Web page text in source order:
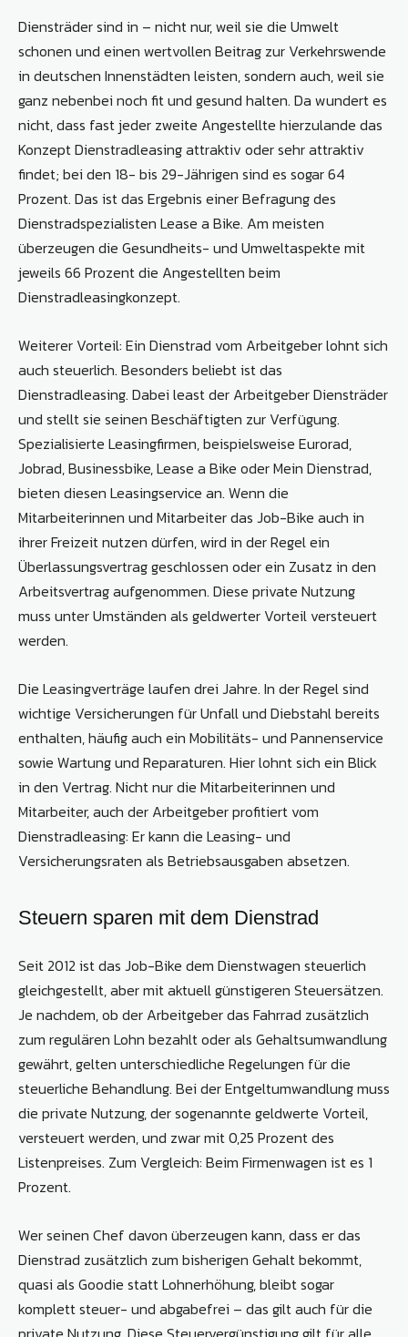
Diensträder sind in – nicht nur, weil sie die Umwelt
schonen und einen wertvollen Beitrag zur Verkehrswende
in deutschen Innenstädten leisten, sondern auch, weil sie
ganz nebenbei noch fit und gesund halten. Da wundert es
nicht, dass fast jeder zweite Angestellte hierzulande das
Konzept Dienstradleasing attraktiv oder sehr attraktiv
findet; bei den 18- bis 29-Jährigen sind es sogar 64
Prozent. Das ist das Ergebnis einer Befragung des
Dienstradspezialisten Lease a Bike. Am meisten
überzeugen die Gesundheits- und Umweltaspekte mit
jeweils 66 Prozent die Angestellten beim
Dienstradleasingkonzept.
Weiterer Vorteil: Ein Dienstrad vom Arbeitgeber lohnt sich
auch steuerlich. Besonders beliebt ist das
Dienstradleasing. Dabei least der Arbeitgeber Diensträder
und stellt sie seinen Beschäftigten zur Verfügung.
Spezialisierte Leasingfirmen, beispielsweise Eurorad,
Jobrad, Businessbike, Lease a Bike oder Mein Dienstrad,
bieten diesen Leasingservice an. Wenn die
Mitarbeiterinnen und Mitarbeiter das Job-Bike auch in
ihrer Freizeit nutzen dürfen, wird in der Regel ein
Überlassungsvertrag geschlossen oder ein Zusatz in den
Arbeitsvertrag aufgenommen. Diese private Nutzung
muss unter Umständen als geldwerter Vorteil versteuert
werden.
Die Leasingverträge laufen drei Jahre. In der Regel sind
wichtige Versicherungen für Unfall und Diebstahl bereits
enthalten, häufig auch ein Mobilitäts- und Pannenservice
sowie Wartung und Reparaturen. Hier lohnt sich ein Blick
in den Vertrag. Nicht nur die Mitarbeiterinnen und
Mitarbeiter, auch der Arbeitgeber profitiert vom
Dienstradleasing: Er kann die Leasing- und
Versicherungsraten als Betriebsausgaben absetzen.
Steuern sparen mit dem Dienstrad
Seit 2012 ist das Job-Bike dem Dienstwagen steuerlich
gleichgestellt, aber mit aktuell günstigeren Steuersätzen.
Je nachdem, ob der Arbeitgeber das Fahrrad zusätzlich
zum regulären Lohn bezahlt oder als Gehaltsumwandlung
gewährt, gelten unterschiedliche Regelungen für die
steuerliche Behandlung. Bei der Entgeltumwandlung muss
die private Nutzung, der sogenannte geldwerte Vorteil,
versteuert werden, und zwar mit 0,25 Prozent des
Listenpreises. Zum Vergleich: Beim Firmenwagen ist es 1
Prozent.
Wer seinen Chef davon überzeugen kann, dass er das
Dienstrad zusätzlich zum bisherigen Gehalt bekommt,
quasi als Goodie statt Lohnerhöhung, bleibt sogar
komplett steuer- und abgabefrei – das gilt auch für die